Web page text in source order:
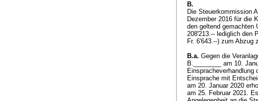
B.
Die Steuerkommission
Dezember 2016 für die
den geltend gemachten
208'213.-- lediglich den
Fr. 6'643.--) zum Abzug
B.a. Gegen die
B.________ am 10.
Einspracheverhandlung
Einsprache mit
am 20. Januar 2020
am 25. Februar 2021.